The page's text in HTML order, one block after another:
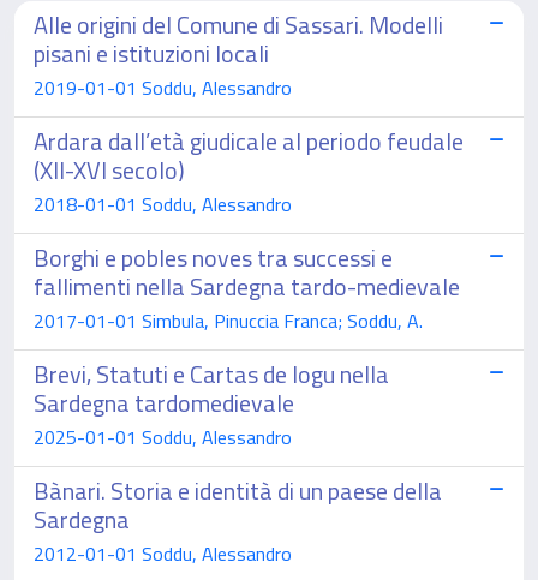
Alle origini del Comune di Sassari. Modelli
pisani e istituzioni locali
2019-01-01 Soddu, Alessandro
Ardara dall’età giudicale al periodo feudale
(XII-XVI secolo)
2018-01-01 Soddu, Alessandro
Borghi e pobles noves tra successi e
fallimenti nella Sardegna tardo-medievale
2017-01-01 Simbula, Pinuccia Franca; Soddu, A.
Brevi, Statuti e Cartas de logu nella
Sardegna tardomedievale
2025-01-01 Soddu, Alessandro
Bànari. Storia e identità di un paese della
Sardegna
2012-01-01 Soddu, Alessandro